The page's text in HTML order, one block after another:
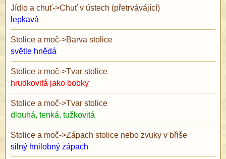
Jídlo a chuť->Chuť v ústech (přetrvávájící)
lepkavá
Stolice a moč->Barva stolice
světle hnědá
Stolice a moč->Tvar stolice
hrudkovitá jako bobky
Stolice a moč->Tvar stolice
dlouhá, tenká, tužkovitá
Stolice a moč->Zápach stolice nebo zvuky v břiše
silný hnilobný zápach